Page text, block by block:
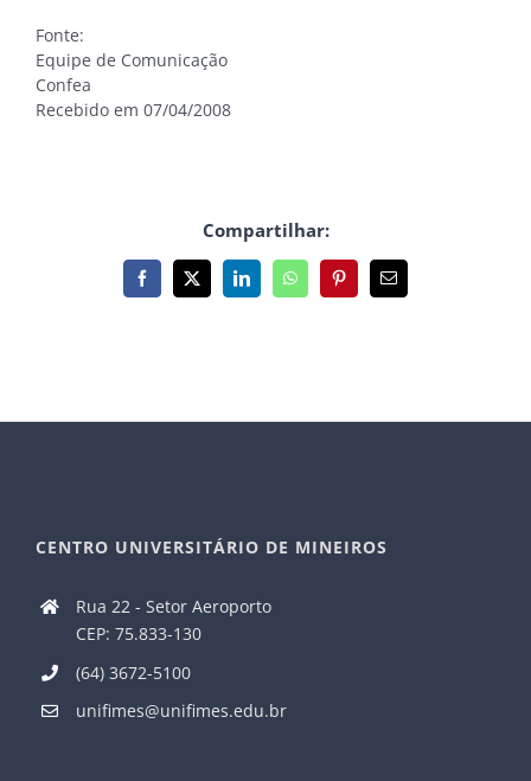
Fonte:
Equipe de Comunicação
Confea
Recebido em 07/04/2008
Compartilhar:
Facebook
X LinkedInWhatsAppPinterest
E-
mail
CENTRO UNIVERSITÁRIO DE MINEIROS
Rua 22 - Setor Aeroporto
CEP: 75.833-130
(64) 3672-5100
unifimes@unifimes.edu.br